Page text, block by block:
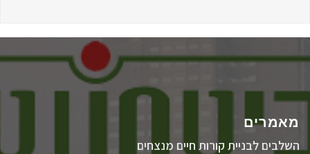
מאמרים
השלבים לבניית קורות חיים מנצחים